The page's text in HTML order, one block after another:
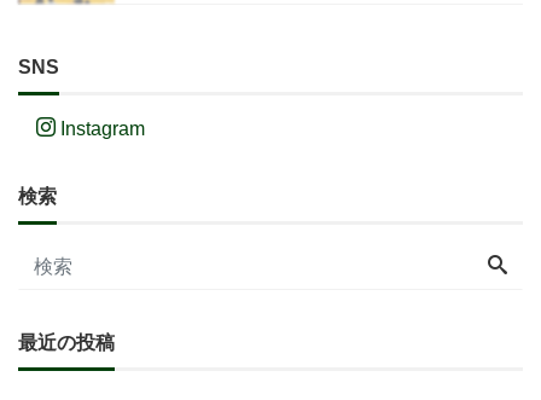
SNS
Instagram
検索
最近の投稿